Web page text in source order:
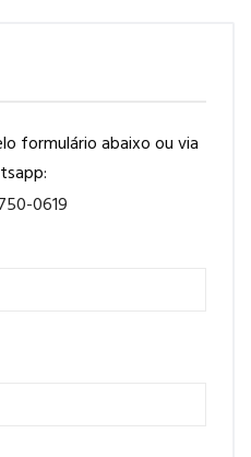
formulário abaixo ou via
0619